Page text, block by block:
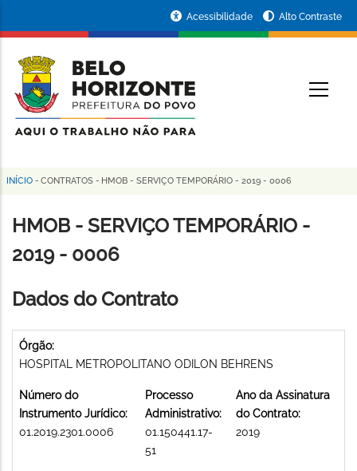
conteúdo
principal
da
Prefeitura
de
Horizonte
Acessibilidade Alto Contraste
Trilha
de
navegação
INÍCIO - CONTRATOS - HMOB - SERVIÇO TEMPORÁRIO - 2019 - 0006
HMOB - SERVIÇO TEMPORÁRIO -
2019 - 0006
Dados do Contrato
Órgão:
HOSPITAL METROPOLITANO ODILON BEHRENS
Número do
Instrumento Jurídico:
01.2019.2301.0006
Processo
Administrativo:
01.150441.17-
51
Ano da Assinatura
do Contrato:
2019